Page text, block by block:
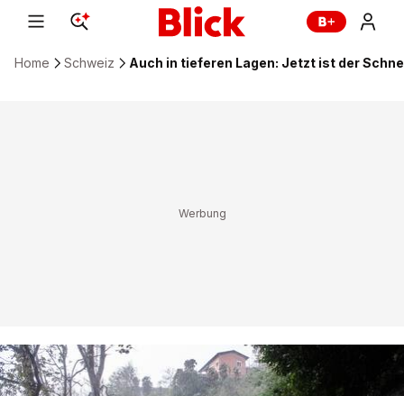
Home Schweiz Auch in tieferen Lagen: Jetzt ist der